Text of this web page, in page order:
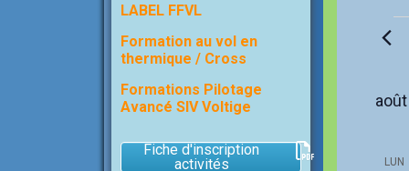
LUN
LABEL FFVL
Formation au vol en
thermique / Cross
Formations Pilotage
Avancé SIV Voltige
Fiche d'inscription
activités